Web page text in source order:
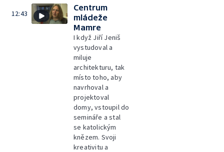
12:43
Centrum
mládeže
Mamre
I když Jiří Jeniš
vystudoval a
miluje
architekturu, tak
místo toho, aby
navrhoval a
projektoval
domy, vstoupil do
semináře a stal
se katolickým
knězem. Svoji
kreativitu a